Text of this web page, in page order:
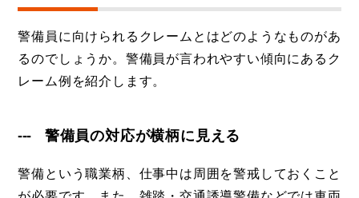
警備員に向けられるクレームとはどのようなものがあ
るのでしょうか。警備員が言われやすい傾向にあるク
レーム例を紹介します。
警備員の対応が横柄に見える
警備という職業柄、仕事中は周囲を警戒しておくこと